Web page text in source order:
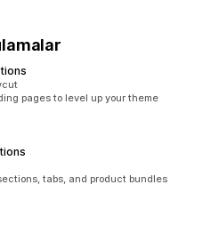
pages to level up your theme
tabs, and product bundles